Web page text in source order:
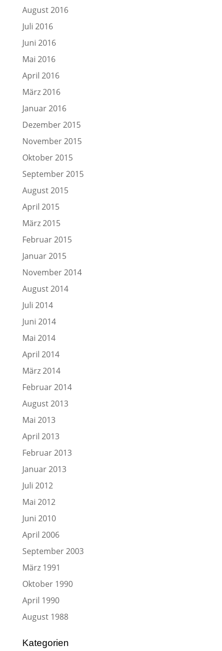
August 2016
Juli 2016
Juni 2016
Mai 2016
April 2016
März 2016
Januar 2016
Dezember 2015
November 2015
Oktober 2015
September 2015
August 2015
April 2015
März 2015
Februar 2015
Januar 2015
November 2014
August 2014
Juli 2014
Juni 2014
Mai 2014
April 2014
März 2014
Februar 2014
August 2013
Mai 2013
April 2013
Februar 2013
Januar 2013
Juli 2012
Mai 2012
Juni 2010
April 2006
September 2003
März 1991
Oktober 1990
April 1990
August 1988
Kategorien